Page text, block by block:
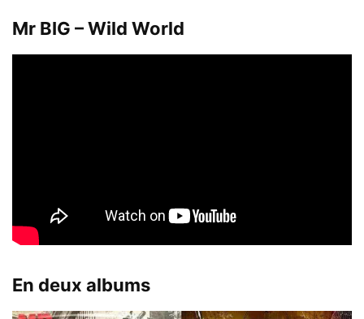
Mr BIG – Wild World
En deux albums